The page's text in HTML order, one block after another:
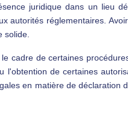
juridique dans un lieu
autorités réglementaires.
solide.
cadre de certaines
de certaines
en matière de déclaration